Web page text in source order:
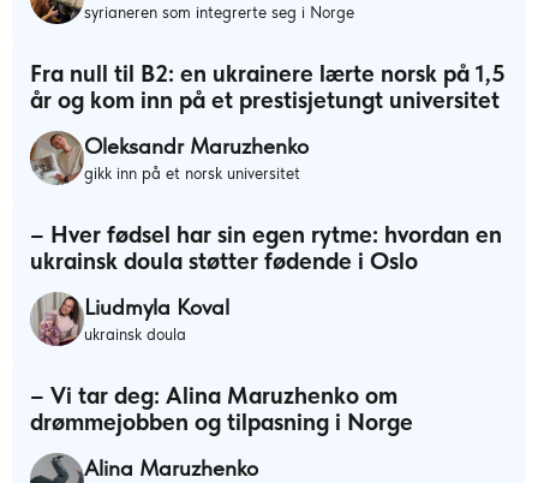
syrianeren som integrerte seg i Norge
Fra null til B2: en ukrainere lærte norsk på 1,5
år og kom inn på et prestisjetungt universitet
Oleksandr Maruzhenko
gikk inn på et norsk universitet
– Hver fødsel har sin egen rytme: hvordan en
ukrainsk doula støtter fødende i Oslo
Liudmyla Koval
ukrainsk doula
– Vi tar deg: Alina Maruzhenko om
drømmejobben og tilpasning i Norge
Alina Maruzhenko